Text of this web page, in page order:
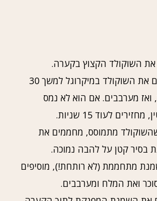
השוקולד הקצוץ בקערה.
ממיסים את השוקולד במיקרוגל למשך 30
ואז מערבבים. אם הוא לא נמס
לעוד 15 שניות.
מתמוסס, מחממים את
בסיר קטן על להבה נמוכה.
מתחממת (לא רותחת!), מוסיפים
ואת המלח ומערבבים.